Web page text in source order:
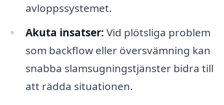
avloppssystemet.
Akuta insatser: Vid plötsliga problem
som backflow eller översvämning kan
snabba slamsugningstjänster bidra till
att rädda situationen.